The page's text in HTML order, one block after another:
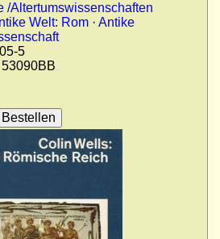
/Altertumswissenschaften
Welt: Rom · Antike
5
53090BB